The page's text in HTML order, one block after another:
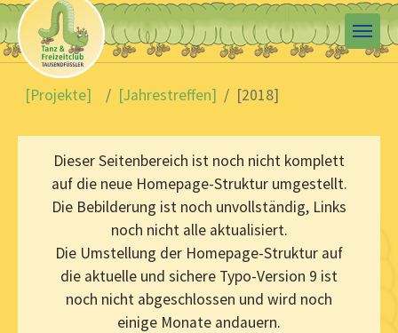
Skip to main content
You are here:
[Projekte]
[Jahrestreffen] [2018]
Dieser Seitenbereich ist noch nicht komplett
auf die neue Homepage-Struktur umgestellt.
Die Bebilderung ist noch unvollständig, Links
noch nicht alle aktualisiert.
Die Umstellung der Homepage-Struktur auf
die aktuelle und sichere Typo-Version 9 ist
noch nicht abgeschlossen und wird noch
einige Monate andauern.